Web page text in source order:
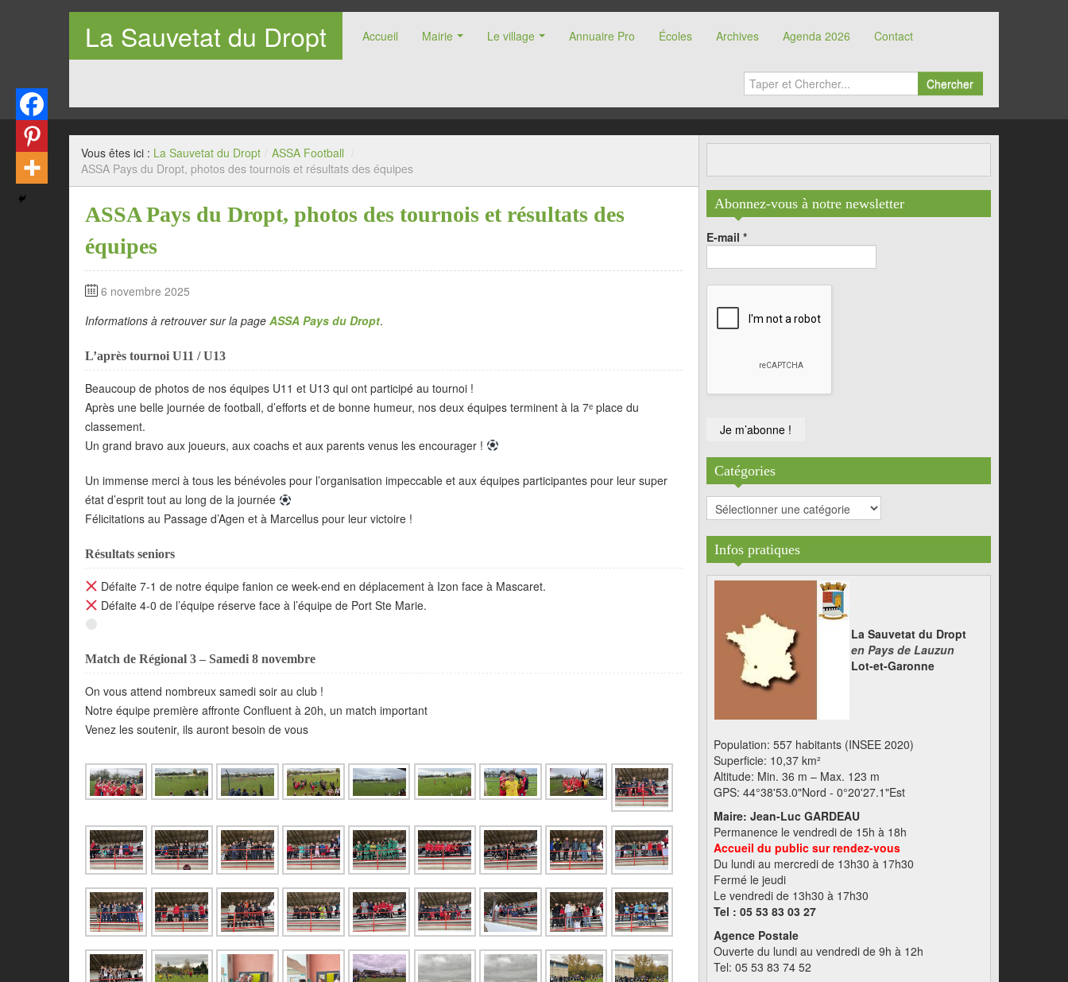
La Sauvetat du Dropt Accueil Mairie Le village Annuaire Pro Écoles Archives Agenda 2026 Contact
Chercher
Vous êtes ici : La Sauvetat du Dropt / ASSA Football /
ASSA Pays du Dropt, photos des tournois et résultats des équipes
ASSA Pays du Dropt, photos des tournois et résultats des
équipes
6 novembre 2025
Informations à retrouver sur la page ASSA Pays du Dropt.
L’après tournoi U11 / U13
Beaucoup de photos de nos équipes U11 et U13 qui ont participé au tournoi !
Après une belle journée de football, d’efforts et de bonne humeur, nos deux équipes terminent à la 7ᵉ place du
classement.
Un grand bravo aux joueurs, aux coachs et aux parents venus les encourager !
Un immense merci à tous les bénévoles pour l’organisation impeccable et aux équipes participantes pour leur super
état d’esprit tout au long de la journée
Félicitations au Passage d’Agen et à Marcellus pour leur victoire !
Résultats seniors
Défaite 7-1 de notre équipe fanion ce week-end en déplacement à Izon face à Mascaret.
Défaite 4-0 de l’équipe réserve face à l’équipe de Port Ste Marie.
Match de Régional 3 – Samedi 8 novembre
On vous attend nombreux samedi soir au club !
Notre équipe première affronte Confluent à 20h, un match important
Venez les soutenir, ils auront besoin de vous
Abonnez-vous à notre newsletter
E-mail *
Catégories
Catégories
Infos pratiques
La Sauvetat du Dropt
en Pays de Lauzun
Lot-et-Garonne
Population: 557 habitants (INSEE 2020)
Superficie: 10,37 km²
Altitude: Min. 36 m – Max. 123 m
GPS: 44°38'53.0"Nord - 0°20'27.1"Est
Maire: Jean-Luc GARDEAU
Permanence le vendredi de 15h à 18h
Accueil du public sur rendez-vous
Du lundi au mercredi de 13h30 à 17h30
Fermé le jeudi
Le vendredi de 13h30 à 17h30
Tel : 05 53 83 03 27
Agence Postale
Ouverte du lundi au vendredi de 9h à 12h
Tel: 05 53 83 74 52